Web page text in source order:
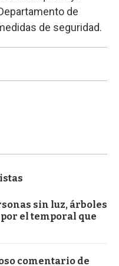
de
de seguridad.
sin luz, árboles
el temporal que
comentario de